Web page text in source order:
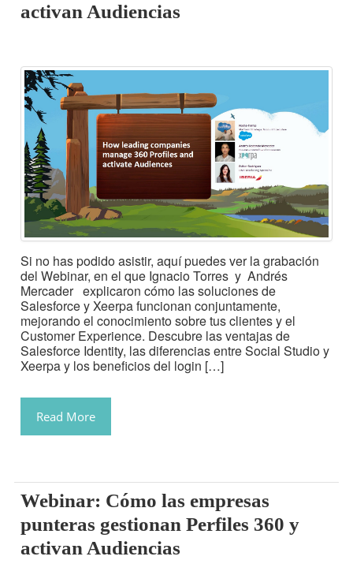
activan Audiencias
Si no has podido asistir, aquí puedes ver la grabación
del Webinar, en el que Ignacio Torres y Andrés
Mercader explicaron cómo las soluciones de
Salesforce y Xeerpa funcionan conjuntamente,
mejorando el conocimiento sobre tus clientes y el
Customer Experience. Descubre las ventajas de
Salesforce Identity, las diferencias entre Social Studio y
Xeerpa y los beneficios del login […]
Read More
Webinar: Cómo las empresas
punteras gestionan Perfiles 360 y
activan Audiencias